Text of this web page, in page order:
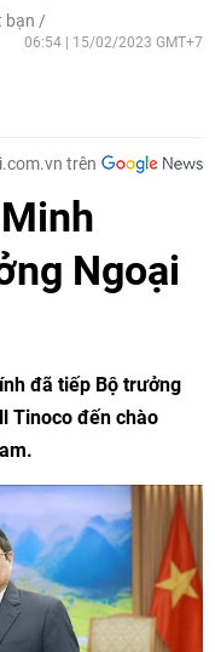
bạn
06:54 | 15/02/2023 GMT+7
trên
Ngoại
đã tiếp Bộ trưởng
Tinoco đến chào